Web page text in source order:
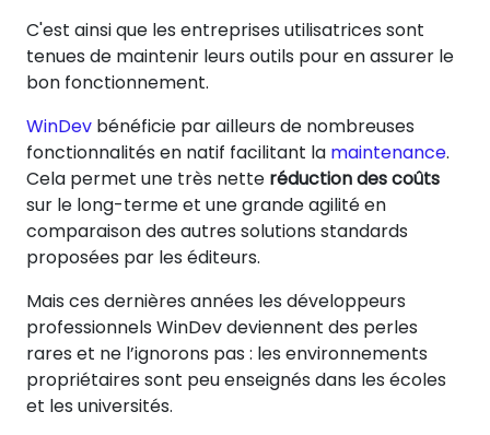
C'est ainsi que les entreprises utilisatrices sont
tenues de maintenir leurs outils pour en assurer le
bon fonctionnement.
WinDev bénéficie par ailleurs de nombreuses
fonctionnalités en natif facilitant la maintenance.
Cela permet une très nette réduction des coûts
sur le long-terme et une grande agilité en
comparaison des autres solutions standards
proposées par les éditeurs.
Mais ces dernières années les développeurs
professionnels WinDev deviennent des perles
rares et ne l’ignorons pas : les environnements
propriétaires sont peu enseignés dans les écoles
et les universités.